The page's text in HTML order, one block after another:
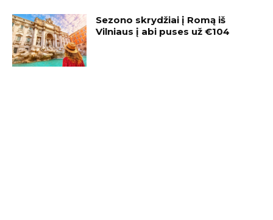
Sezono skrydžiai į Romą iš
Vilniaus į abi puses už €104